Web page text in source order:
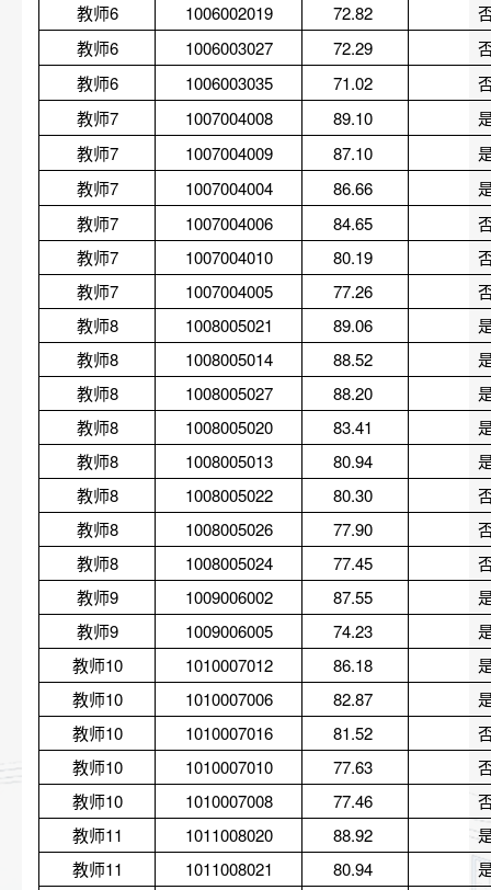
教师6
1006002019 72.82
教师6
1006003027 72.29
教师6
1006003035 71.02
教师7
1007004008 89.10
教师7
1007004009 87.10
教师7
1007004004 86.66
教师7
1007004006 84.65
教师7
1007004010 80.19
教师7
1007004005 77.26
教师8
1008005021 89.06
教师8
1008005014 88.52
教师8
1008005027 88.20
教师8
1008005020 83.41
教师8
1008005013 80.94
教师8
1008005022 80.30
教师8
1008005026 77.90
教师8
1008005024 77.45
教师9
1009006002 87.55
教师9
1009006005 74.23
教师10
1010007012 86.18
教师10
1010007006 82.87
教师10
1010007016 81.52
教师10
1010007010 77.63
教师10
1010007008 77.46
教师11
1011008020 88.92
教师11
1011008021 80.94